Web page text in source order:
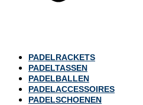
PADELRACKETS
PADELTASSEN
PADELBALLEN
PADELACCESSOIRES
PADELSCHOENEN